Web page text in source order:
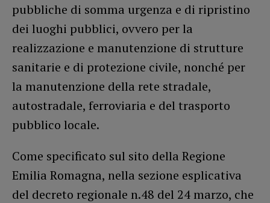
pubbliche di somma urgenza e di ripristino
dei luoghi pubblici, ovvero per la
realizzazione e manutenzione di strutture
sanitarie e di protezione civile, nonché per
la manutenzione della rete stradale,
autostradale, ferroviaria e del trasporto
pubblico locale.
Come specificato sul sito della Regione
Emilia Romagna, nella sezione esplicativa
del decreto regionale n.48 del 24 marzo, che